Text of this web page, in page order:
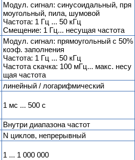
Модул. сигнал: синусоидальный, пря
моугольный, пила, шумовой
Частота: 1 Гц ... 50 кГц
Смещение: 1 Гц... несущая частота
Модул. сигнал: прямоугольный с 50%
коэф. заполнения
Частота: 1 Гц ... 50 кГц
Частота скачка: 100 мГц... макс. несу
щая частота
линейный / логарифмический
1 мс ... 500 с
Внутри диапазона частот
N циклов, непрерывный
1 ... 1 000 000